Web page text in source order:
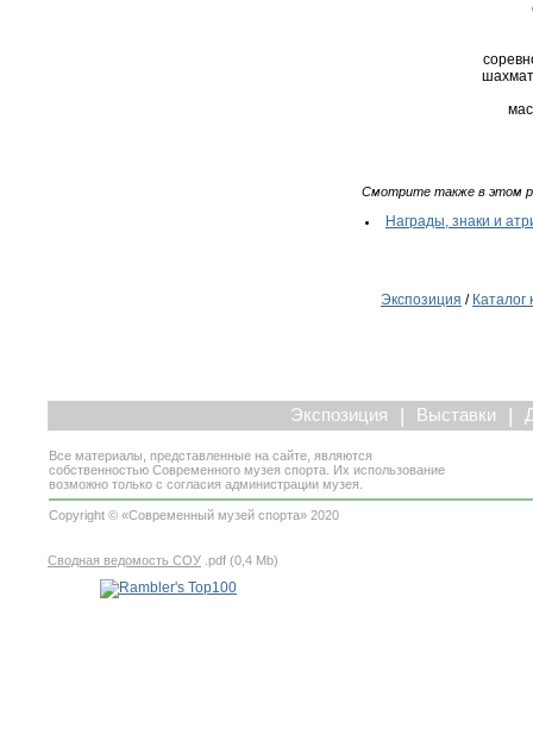
Смотрите также в этом
Награды, знаки и
Экспозиция / Каталог
Экспозиция | Выставки |
Все материалы, представленные на сайте, являются
собственностью Современного музея спорта. Их использование
возможно только с согласия администрации музея.
Copyright © «Современный музей спорта» 2020
Сводная ведомость СОУ .pdf (0,4 Mb)